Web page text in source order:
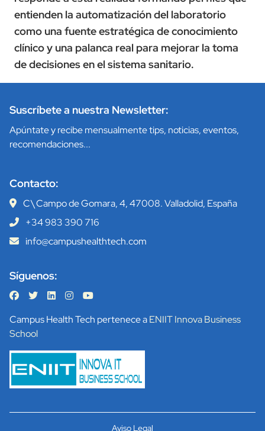
entienden la automatización del laboratorio
como una fuente estratégica de conocimiento
clínico y una palanca real para mejorar la toma
de decisiones en el sistema sanitario.
Suscríbete a nuestra Newsletter:
Apúntate y recibe mensualmente tips, noticias, eventos,
recomendaciones...
Contacto:
C\ Campo de Gomara, 4, 47008. Valladolid, España
+34 983 390 716
info@campushealthtech.com
Síguenos:
Campus Health Tech pertenece aENIIT Innova Business
School
Aviso Legal